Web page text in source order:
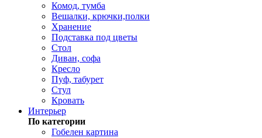
Комод, тумба
Вешалки, крючки,полки
Хранение
Подставка под цветы
Стол
Диван, софа
Кресло
Пуф, табурет
Стул
Кровать
Интерьер
По категории
Гобелен картина